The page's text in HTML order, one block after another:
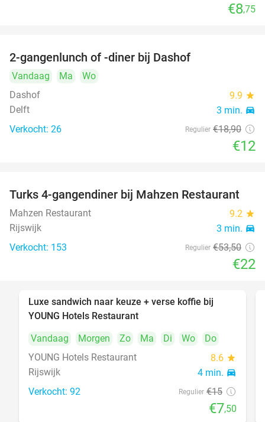
€8,75
2-gangenlunch of -diner bij Dashof
Vandaag Ma
Wo
Dashof
9.9 star
Delft 3 min. directions_car
Verkocht: 26 Regulier €18,90
€12
59%
Turks 4-gangendiner bij Mahzen Restaurant
Mahzen Restaurant 9.2 star
Rijswijk 3 min. directions_car
Verkocht: 153 Regulier €53,50
€22
Luxe sandwich naar keuze + verse koffie bij
YOUNG Hotels Restaurant
Vandaag
Morgen Zo Ma Di Wo
Do
YOUNG Hotels Restaurant
8.6 star
Rijswijk 4 min. directions_car
Verkocht: 92 Regulier €15
€7,50